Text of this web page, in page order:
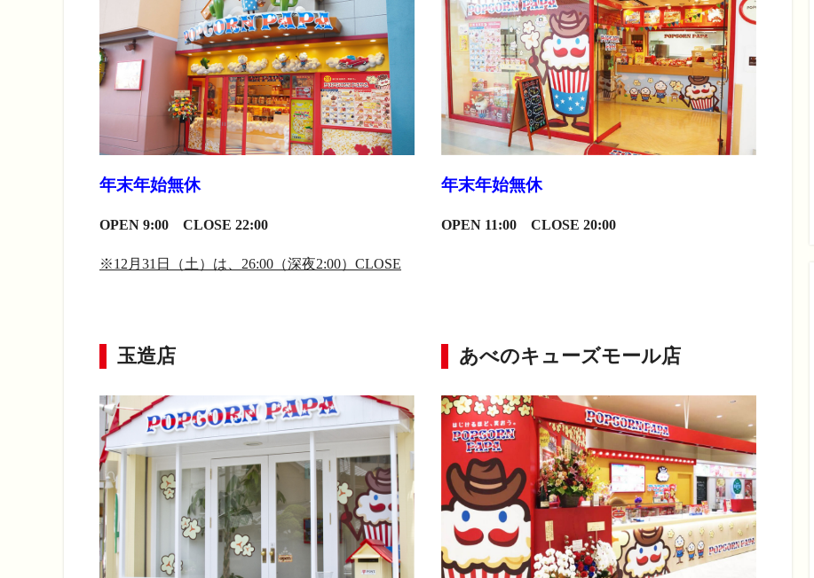
年末年始無休
OPEN 9:00 CLOSE 22:00
※12月31日（土）は、26:00（深夜2:00）CLOSE
年末年始無休
OPEN 11:00 CLOSE 20:00
玉造店 あべのキューズモール店